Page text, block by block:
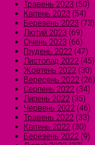
Травень 2023 (50)
Квітень 2023 (54)
Березень 2023 (73)
Лютий 2023 (69)
Січень 2023 (66)
Грудень 2022 (47)
Листопад 2022 (45)
Жовтень 2022 (30)
Вересень 2022 (26)
Серпень 2022 (34)
Липень 2022 (35)
Червень 2022 (46)
Травень 2022 (33)
Квітень 2022 (30)
Березень 2022 (9)